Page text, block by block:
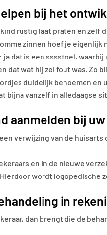
bij het
rustig laat praten en
zinnen hoef je
dat is een sssstoel,
dat wat hij zei fout was. Zo
duidelijk benoemen
bijna vanzelf in alledaagse
aanmelden bij
verwijzing van de
en in de nieuwe
wordt logopedische
in
dan brengt die de